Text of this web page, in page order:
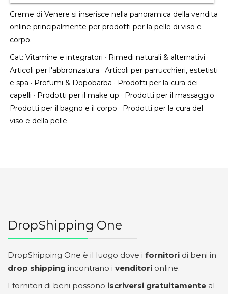
Creme di Venere si inserisce nella panoramica della vendita
online principalmente per prodotti per la pelle di viso e
corpo.
Cat: Vitamine e integratori · Rimedi naturali & alternativi ·
Articoli per l'abbronzatura · Articoli per parrucchieri, estetisti
e spa · Profumi & Dopobarba · Prodotti per la cura dei
capelli · Prodotti per il make up · Prodotti per il massaggio ·
Prodotti per il bagno e il corpo · Prodotti per la cura del
viso e della pelle
DropShipping One
DropShipping One è il luogo dove i fornitori di beni in
drop shipping incontrano i venditori online.
I fornitori di beni possono iscriversi gratuitamente al